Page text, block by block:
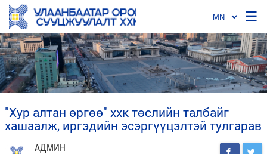
☰
"хур алтан өргөө" ххк төслийн талбайг
хашаалж, иргэдийн эсэргүүцэлтэй тулгарав
АДМИН